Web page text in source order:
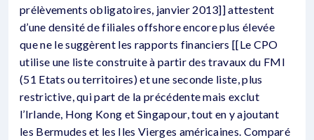
prélèvements obligatoires, janvier 2013]] attestent
d’une densité de filiales offshore encore plus élevée
que ne le suggèrent les rapports financiers [[Le CPO
utilise une liste construite à partir des travaux du FMI
(51 Etats ou territoires) et une seconde liste, plus
restrictive, qui part de la précédente mais exclut
l’Irlande, Hong Kong et Singapour, tout en y ajoutant
les Bermudes et les Iles Vierges américaines. Comparé